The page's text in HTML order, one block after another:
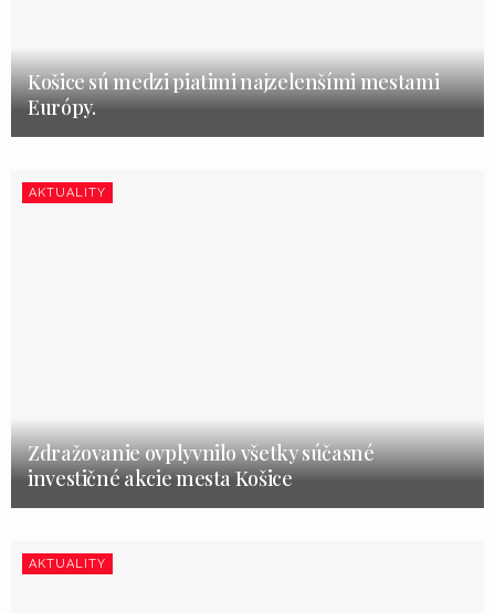
Košice sú medzi piatimi najzelenšími mestami
Európy.
AKTUALITY
Zdražovanie ovplyvnilo všetky súčasné
investičné akcie mesta Košice
AKTUALITY